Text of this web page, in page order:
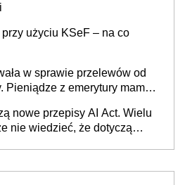
użyciu KSeF – na co
w sprawie przelewów od
Pieniądze z emerytury mamy
nowe przepisy AI Act. Wielu
nie wiedzieć, że dotyczą